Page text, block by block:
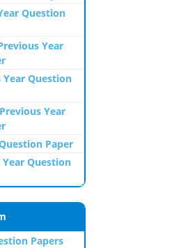
Question
Year
Year Question
Year
Paper
Question
Papers